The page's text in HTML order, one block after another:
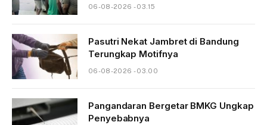
06-08-2026 - 03.15
Pasutri Nekat Jambret di Bandung
Terungkap Motifnya
06-08-2026 - 03.00
Pangandaran Bergetar BMKG Ungkap
Penyebabnya